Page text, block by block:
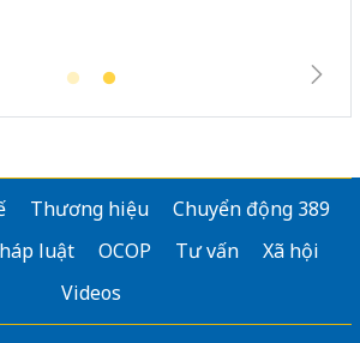
Thương hiệu
Chuyển động 389
luật
OCOP Tư vấn
Xã hội
Videos